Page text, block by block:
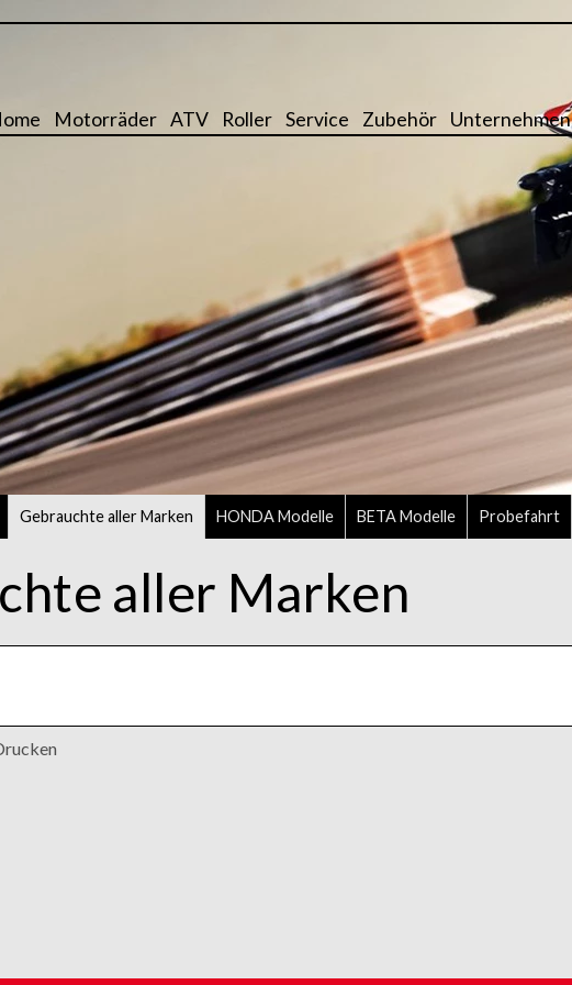
Gebrauchte aller Marken HONDA Modelle BETA Modelle Probefahrt
Motorräder ATV Roller Service Zubehör Unternehmen
aller Marken